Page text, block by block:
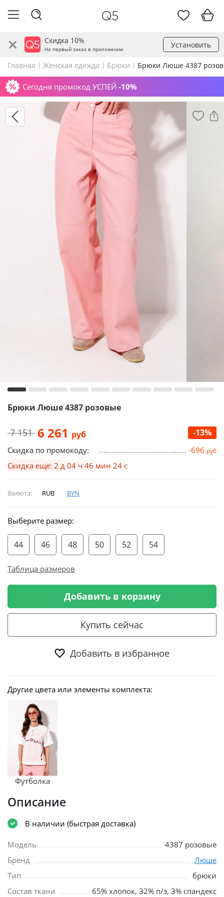
Скидка 10%
На первый заказ в приложении Установить
Главная Женская одежда Брюки Брюки Люше 4387
Сегодня промокод УСПЕЙ -10%
Брюки Люше 4387 розовые
7 151 6 261 руб -13%
Скидка по промокоду: -696 руб
Скидка ещё: 2 д 04 ч 46 мин 23 с
Валюта: RUB BYN
Выберите размер:
44 46 48 50 52 54
Таблица размеров
Добавить в корзину
Купить сейчас
Добавить в избранное
Другие цвета или элементы комплекта:
Футболка
Описание
В наличии (быстрая доставка)
Модель
4387 розовые
Бренд
Люше
Тип
брюки
Состав ткани
65% хлопок, 32% п/э, 3% спандекс